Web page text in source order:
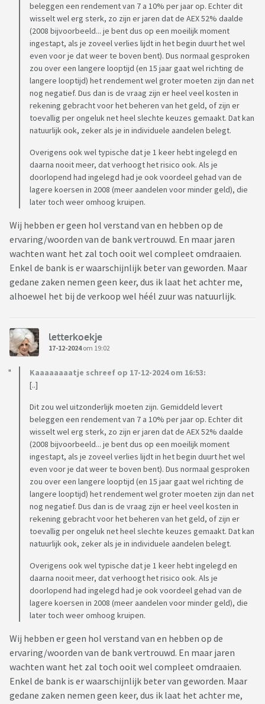
beleggen een rendement van 7 a 10% per jaar op. Echter dit
wisselt wel erg sterk, zo zijn er jaren dat de AEX 52% daalde
(2008 bijvoorbeeld... je bent dus op een moeilijk moment
ingestapt, als je zoveel verlies lijdt in het begin duurt het wel
even voor je dat weer te boven bent). Dus normaal gesproken
zou over een langere looptijd (en 15 jaar gaat wel richting de
langere looptijd) het rendement wel groter moeten zijn dan net
nog negatief. Dus dan is de vraag zijn er heel veel kosten in
rekening gebracht voor het beheren van het geld, of zijn er
toevallig per ongeluk net heel slechte keuzes gemaakt. Dat kan
natuurlijk ook, zeker als je in individuele aandelen belegt.
Overigens ook wel typische dat je 1 keer hebt ingelegd en
daarna nooit meer, dat verhoogt het risico ook. Als je
doorlopend had ingelegd had je ook voordeel gehad van de
lagere koersen in 2008 (meer aandelen voor minder geld), die
later toch weer omhoog kruipen.
Wij hebben er geen hol verstand van en hebben op de
ervaring/woorden van de bank vertrouwd. En maar jaren
wachten want het zal toch ooit wel compleet omdraaien.
Enkel de bank is er waarschijnlijk beter van geworden. Maar
gedane zaken nemen geen keer, dus ik laat het achter me,
alhoewel het bij de verkoop wel héél zuur was natuurlijk.
letterkoekje
17-12-2024om 19:02
Kaaaaaaaatje schreef op 17-12-2024 om 16:53:
[..]
Dit zou wel uitzonderlijk moeten zijn. Gemiddeld levert
beleggen een rendement van 7 a 10% per jaar op. Echter dit
wisselt wel erg sterk, zo zijn er jaren dat de AEX 52% daalde
(2008 bijvoorbeeld... je bent dus op een moeilijk moment
ingestapt, als je zoveel verlies lijdt in het begin duurt het wel
even voor je dat weer te boven bent). Dus normaal gesproken
zou over een langere looptijd (en 15 jaar gaat wel richting de
langere looptijd) het rendement wel groter moeten zijn dan net
nog negatief. Dus dan is de vraag zijn er heel veel kosten in
rekening gebracht voor het beheren van het geld, of zijn er
toevallig per ongeluk net heel slechte keuzes gemaakt. Dat kan
natuurlijk ook, zeker als je in individuele aandelen belegt.
Overigens ook wel typische dat je 1 keer hebt ingelegd en
daarna nooit meer, dat verhoogt het risico ook. Als je
doorlopend had ingelegd had je ook voordeel gehad van de
lagere koersen in 2008 (meer aandelen voor minder geld), die
later toch weer omhoog kruipen.
Wij hebben er geen hol verstand van en hebben op de
ervaring/woorden van de bank vertrouwd. En maar jaren
wachten want het zal toch ooit wel compleet omdraaien.
Enkel de bank is er waarschijnlijk beter van geworden. Maar
gedane zaken nemen geen keer, dus ik laat het achter me,